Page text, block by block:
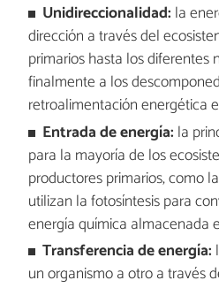
Unidireccionalidad: la
dirección a través del
primarios hasta los diferentes
finalmente a los
retroalimentación energética
Entrada de energía: la
para la mayoría de los
productores primarios, como
utilizan la fotosíntesis para
energía química almacenada
Transferencia de energía:
un organismo a otro a través